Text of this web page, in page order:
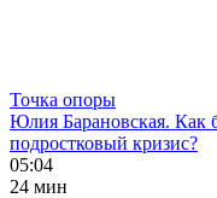
Точка опоры
Юлия Барановская. Как
подростковый кризис?
05:04
24 мин